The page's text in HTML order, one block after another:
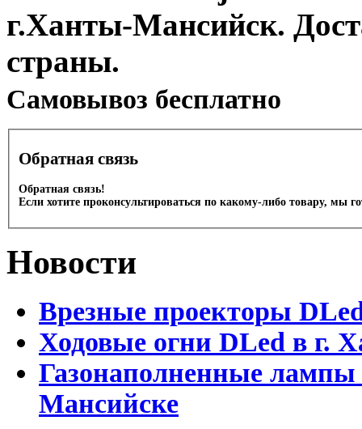
г.Ханты-Мансийск.
страны.
Cамовывоз бесплатно
Обратная связь
Обратная связь!
Если хотите проконсультироваться по какому-либо товару, мы
Новости
Врезные проекторы
Ходовые огни DLed в г.
Газонаполненные
Мансийске